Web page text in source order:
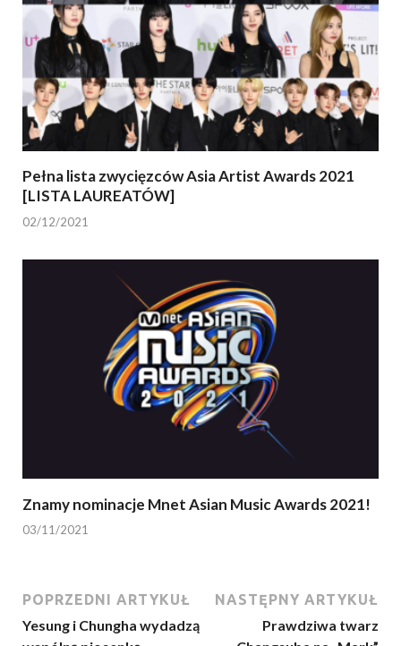
Pełna lista zwycięzców Asia Artist Awards 2021
[LISTA LAUREATÓW]
02/12/2021
Znamy nominacje Mnet Asian Music Awards 2021!
03/11/2021
POPRZEDNI ARTYKUŁ
Yesung i Chungha wydadzą
NASTĘPNY ARTYKUŁ
Prawdziwa twarz